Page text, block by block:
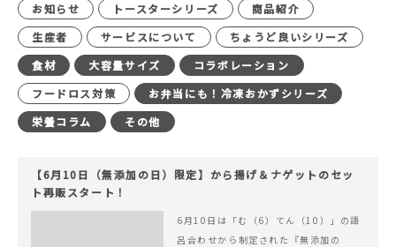
お知らせ
トースターシリーズ
商品紹介
生産者
サービスについて
ちょうど良いシリーズ
食材
大容量サイズ
コラボレーション
フードロス対策
お弁当にも！冷凍おかずシリーズ
栄養コラム
その他
【6月10日（無添加の日）限定】から揚げ＆ナゲットのセッ
ト再販スタート！
6月10日は「む（6）てん（10）」の語
呂合わせから制定された『無添加の